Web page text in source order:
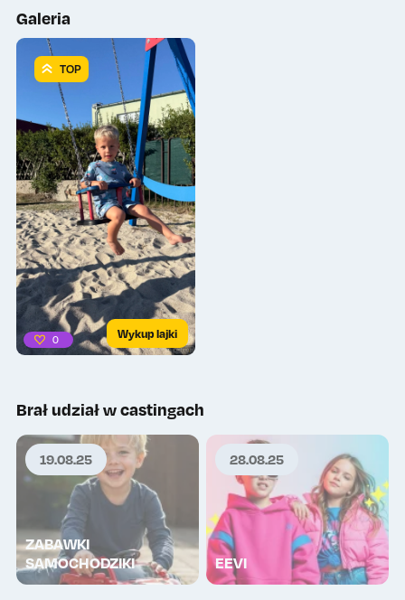
Galeria
TOP
0 Wykup lajki
Brał udział w castingach
19.08.25
ZABAWKI
SAMOCHODZIKI
28.08.25
EEVI